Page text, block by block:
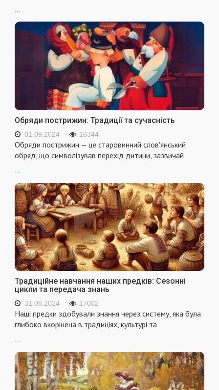
...
Обряди пострижин: Традиції та сучасність
01.09.2024 16344
Обряди пострижин — це старовинний слов'янський
обряд, що символізував перехід дитини, зазвичай
Традиційне навчання наших предків: Сезонні
цикли та передача знань
31.08.2024 17002
Наші предки здобували знання через систему, яка була
глибоко вкорінена в традиціях, культурі та